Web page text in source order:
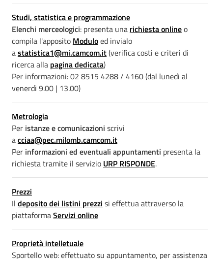
Studi, statistica e programmazione
Elenchi merceologici: presenta una richiesta onlineo
compila l'apposito Moduloed invialo
astatistica1@mi.camcom.it(verifica costi e criteri di
ricerca alla pagina dedicata)
Per informazioni: 02 8515 4288 / 4160 (dal lunedì al
venerdì 9.00 | 13.00)
Metrologia
Per istanze e comunicazioni scrivi
acciaa@pec.milomb.camcom.it
Per informazioni ed eventuali appuntamenti presenta la
richiesta tramite il servizio URP RISPONDE.
Prezzi
Il deposito dei listini prezzi si effettua attraverso la
piattaformaServizi online
Proprietà intelletuale
Sportello web: effettuato su appuntamento, per assistenza